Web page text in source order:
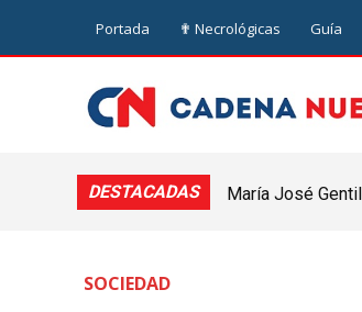
Portada ✟ Necrológicas Guía
DESTACADAS
María José
SOCIEDAD